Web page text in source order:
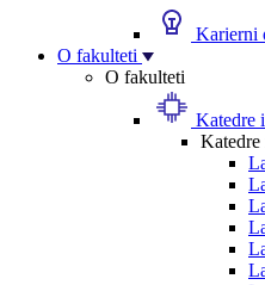
Karierni
O fakulteti
O fakulteti
Katedre